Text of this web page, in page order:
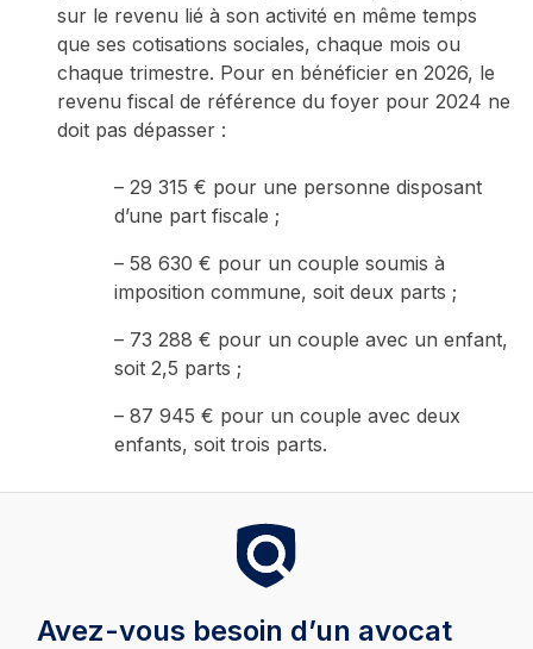
sur le revenu lié à son activité en même temps
que ses cotisations sociales, chaque mois ou
chaque trimestre. Pour en bénéficier en 2026, le
revenu fiscal de référence du foyer pour 2024 ne
doit pas dépasser :
– 29 315 € pour une personne disposant
d’une part fiscale ;
– 58 630 € pour un couple soumis à
imposition commune, soit deux parts ;
– 73 288 € pour un couple avec un enfant,
soit 2,5 parts ;
– 87 945 € pour un couple avec deux
enfants, soit trois parts.
Avez-vous besoin d’un avocat